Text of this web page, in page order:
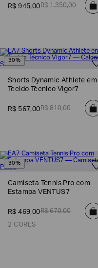
R$ 945,00R$ 1.350,00
30%
Shorts Dynamic Athlete em
Tecido Técnico Vigor7
R$ 567,00R$ 810,00
30%
Camiseta Tennis Pro com
Estampa VENTUS7
R$ 469,00R$ 670,00
2 CORES